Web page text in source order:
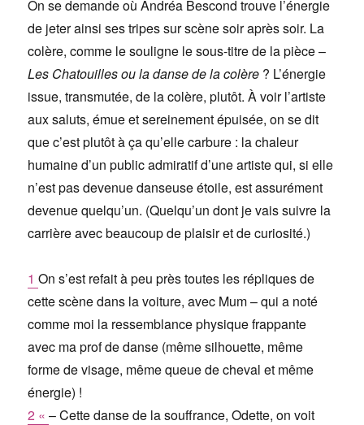
On se demande oùAndréa Bescondtrouve l’énergie
de jeter ainsi ses tripes sur scène soir après soir. La
colère, comme le souligne le sous-titre de la pièce –
Les Chatouilles ou la danse de la colère ? L’énergie
issue, transmutée, de la colère, plutôt. À voir l’artiste
aux saluts, émue et sereinement épuisée, on se dit
que c’est plutôt à ça qu’elle carbure : la chaleur
humaine d’un public admiratif d’une artiste qui, si elle
n’est pas devenue danseuse étoile, est assurément
devenue quelqu’un. (Quelqu’un dont je vais suivre la
carrière avec beaucoup de plaisir et de curiosité.)
1On s’est refait à peu près toutes les répliques de
cette scène dans la voiture, avec Mum – qui a noté
comme moi la ressemblance physique frappante
avec ma prof de danse (même silhouette, même
forme de visage, même queue de cheval et même
énergie) !
2 «– Cette danse de la souffrance, Odette, on voit